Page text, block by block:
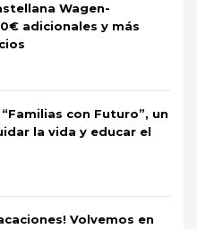
Wagen-
adicionales y más
con Futuro”, un
la vida y educar el
Volvemos en